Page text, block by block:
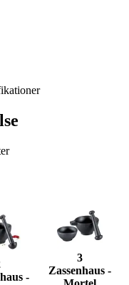
-
3
Zassenhaus -